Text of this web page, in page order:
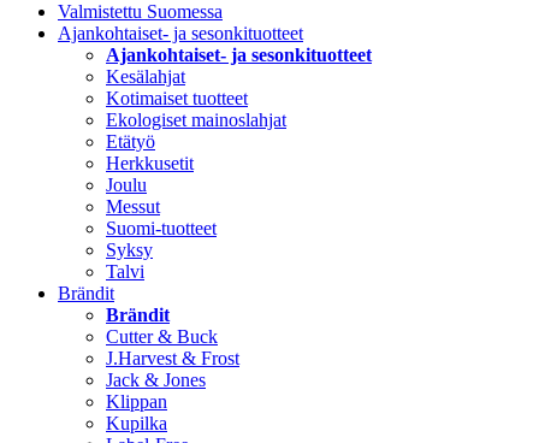
Valmistettu Suomessa
Ajankohtaiset- ja sesonkituotteet
Ajankohtaiset- ja sesonkituotteet
Kesälahjat
Kotimaiset tuotteet
Ekologiset mainoslahjat
Etätyö
Herkkusetit
Joulu
Messut
Suomi-tuotteet
Syksy
Talvi
Brändit
Brändit
Cutter & Buck
J.Harvest & Frost
Jack & Jones
Klippan
Kupilka